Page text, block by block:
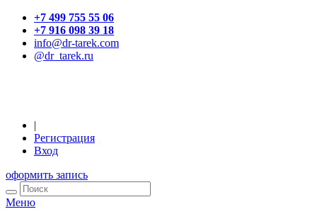
+7 499 755 55 06
+7 916 098 39 18
info@dr-tarek.com
@dr_tarek.ru
|
Регистрация
Вход
оформить запись
Меню